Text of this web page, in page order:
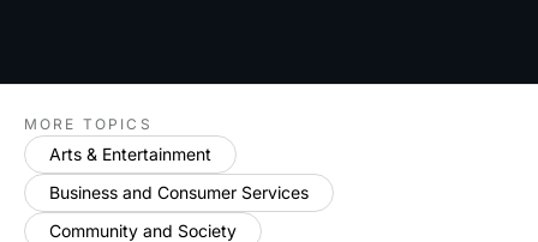
MORE TOPICS
Arts & Entertainment
Business and Consumer Services
Community and Society